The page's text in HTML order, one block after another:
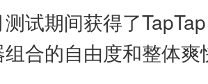
试期间获得了
合的自由度和整体